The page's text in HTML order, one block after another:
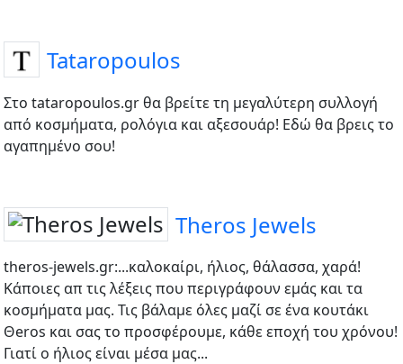
Tataropoulos
Στο tataropoulos.gr θα βρείτε τη μεγαλύτερη συλλογή
από κοσμήματα, ρολόγια και αξεσουάρ! Εδώ θα βρεις το
αγαπημένο σου!
Theros Jewels
theros-jewels.gr:...καλοκαίρι, ήλιος, θάλασσα, χαρά!
Κάποιες απ τις λέξεις που περιγράφουν εμάς και τα
κοσμήματα μας. Τις βάλαμε όλες μαζί σε ένα κουτάκι
Θeros και σας το προσφέρουμε, κάθε εποχή του χρόνου!
Γιατί ο ήλιος είναι μέσα μας...